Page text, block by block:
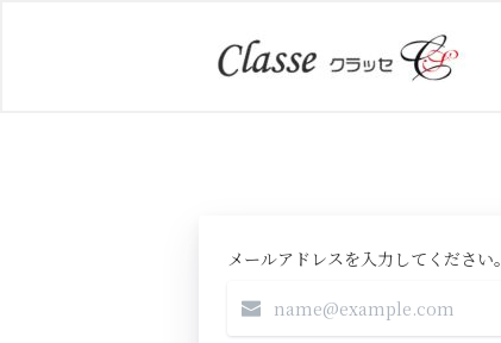
メールアドレスを入力してください。